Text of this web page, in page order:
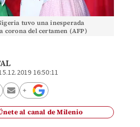
tuvo una inesperada
corona del certamen (AFP)
16:50:11
al canal de Milenio